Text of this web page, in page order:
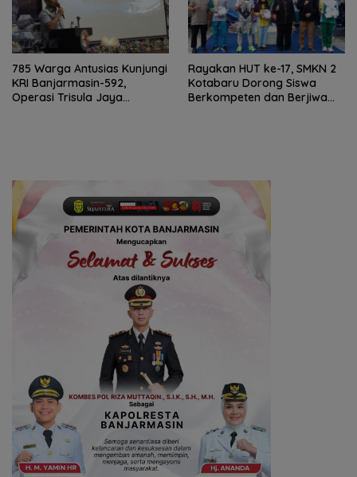
785 Warga Antusias Kunjungi
KRI Banjarmasin-592,
Operasi Trisula Jaya
Rayakan HUT ke-17, SMKN 2
Kotabaru Dorong Siswa
Berkompeten dan Berjiwa